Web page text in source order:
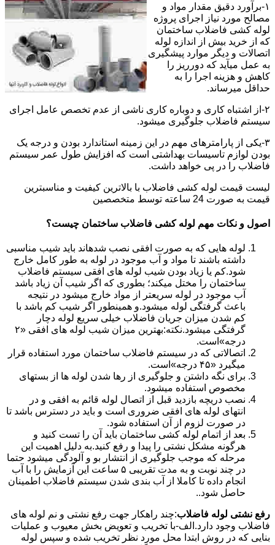
۱-برآورد دقیق مقدار مواد و
مصالح مورد نیاز اجرای پروژه
لوله کشی فاضلاب ساختمان
که از خرید بیش از اندازه لوله
اتصالات و دیگر موارد پیشگیری
به عمل میآید که دورریز را
کاهش و هزینه اجرا را به
حداقل میرساند.
۲-از اشتباه کاری و دوباره کاری ناشی از عدم تخصص عامل اجرای
سیستم فاضلاب جلوگیری میشود.
۳-یکی از پارامترهای مهم در این زمینه استاندارد بودن و درجه یک
بودن لوازم تاسیسات بهداشتی است که افزایش طول عمر سیستم
فاضلاب را در پی خواهد داشت.
لیست قیمت لوله کشی فاضلاب با بالاترین کیفیت و مناسبترین
قیمت به صورت 24 ساعته توسط متخصصین
اصول و نکات مهم لوله کشی فاضلاب ساختمان چیست؟
لوله هایی که به صورت افقی نصب شدهاند باید شیب مناسبی
داشته باشند تا مواد و آب موجود در لوله به طور کامل خارج
شود.کم یا زیاد بودن شیب لوله های افقی سیستم فاضلاب
ساختمان را مختل میکند؛ بطوری که اگر شیب آن زیاد باشد
آب موجود در لوله سریعتر از مواد خارج میشود در نتیجه
باعث گرفتگی لوله میشود.و همینطور اگر شیب کم باشد با
کم شدن میزان جریان فاضلاب خیلی سریع لوله دچار
گرفتگی میشود.نکته:بهترین میزان شیب لوله های افقی «۲
درجه»است.
اتصالاتی که در سیستم فاضلاب ساختمان مورد استفاده قرار
میگیرد «۴۵ درجه»است.
برای نگه داشتن و جلوگیری از رها شدن لوله ها از بستهای
مخصوص استفاده میشود.
نصب دریچه بازدید قبل از اتصال لوله قائم به افقی و در
انتهای لوله های افقی ضروری است و باید در دسترس باشد تا
در صورت لزوم از آن استفاده شود.
بعد از اتمام لوله کشی ساختمان باید آن را تست کنید و
هرگونه مشکل نشتی را پیدا و رفع کنید.به دلیل اهمیت این
مرحله که موجب جلوگیری از انتشار بو و آلودگی میشود حتما
در چند نوبت و به مدت تقریبی ۵ ساعت این آزمایش را با آب
انجام داده تا کاملا از آب بندی شدن سیستم فاضلاب اطمینان
حاصل شود..
رفع نشتی لوله فاضلاب:چند راهکار جهت رفع نشتی و نم لوله های
فاضلاب وجود دارد.الف-با تخریب و تعویض بخش معیوب و عملیات
بنایی که در روش ابتدا محل مورد نظر تخریب شده و سپس لوله